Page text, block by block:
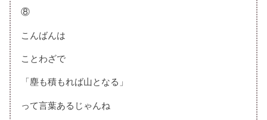
⑧
こんばんは
ことわざで
「塵も積もれば山となる」
って言葉あるじゃんね